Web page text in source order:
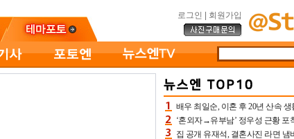
로그인 회원가입